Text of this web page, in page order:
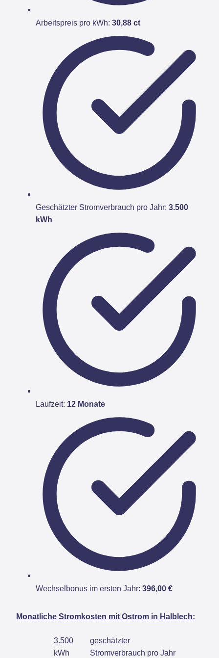
Arbeitspreis pro kWh: 30,88 ct
Geschätzter Stromverbrauch pro Jahr: 3.500
kWh
Laufzeit: 12 Monate
Wechselbonus im ersten Jahr: 396,00 €
Monatliche Stromkosten mit Ostrom in Halblech:
3.500
kWh
geschätzter
Stromverbrauch pro Jahr